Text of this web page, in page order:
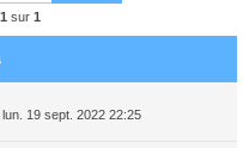
c
1 sur 1
lun. 19 sept. 2022 22:25